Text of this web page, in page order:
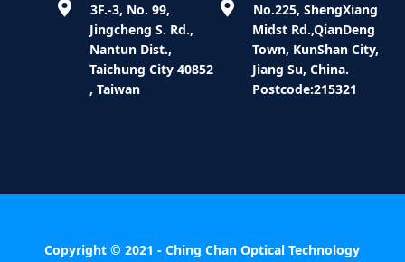
3F.-3, No. 99,
Jingcheng S. Rd.,
Nantun Dist.,
Taichung City 40852
, Taiwan
No.225, ShengXiang
Midst Rd.,QianDeng
Town, KunShan City,
Jiang Su, China.
Postcode:215321
Copyright © 2021 - Ching Chan Optical Technology